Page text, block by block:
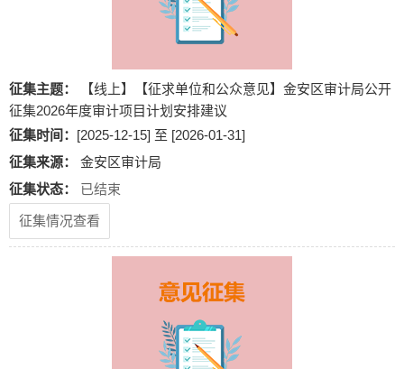
征集主题：
【线上】【征求单位和公众意见】金安区审计局公开
征集2026年度审计项目计划安排建议
征集时间： [2025-12-15] 至 [2026-01-31]
征集来源：
金安区审计局
征集状态：
已结束
征集情况查看